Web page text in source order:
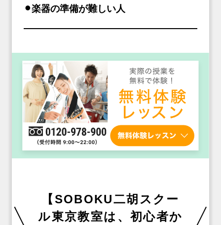
⚫︎楽器の準備が難しい人
【SOBOKU二胡スクー
ル東京教室は、初心者か